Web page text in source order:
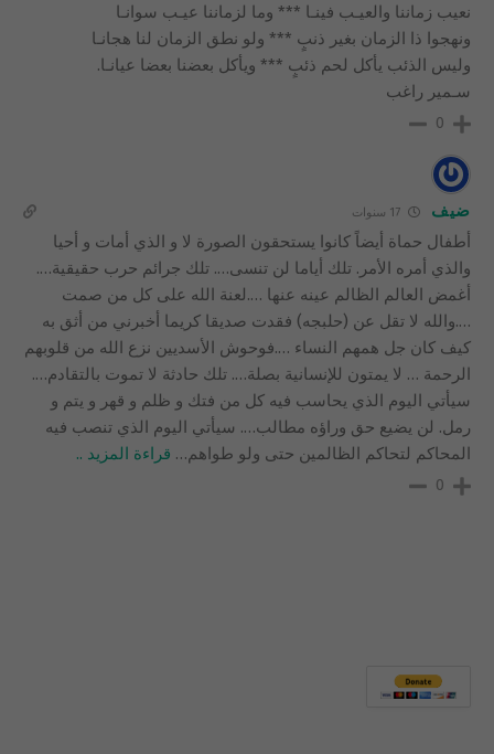
نعيب زماننا والعيـب فينـا *** وما لزماننا عيـب سوانـا
ونهجوا ذا الزمان بغير ذنبٍ *** ولو نطق الزمان لنا هجانـا
وليس الذئب يأكل لحم ذئبٍ *** ويأكل بعضنا بعضا عيانـا.
سـمير راغب
0
ضيف 17 سنوات
أطفال حماة أيضاً كانوا يستحقون الصورة لا و الذي أمات و أحيا
والذي أمره الأمر. تلك أياما لن تنسى…. تلك جرائم حرب حقيقية….
أغمض العالم الظالم عينه عنها ….لعنة الله على كل من صمت
….والله لا تقل عن (حلبجه) فقدت صديقا كريما أخبرني من أثق به
كيف كان جل همهم النساء ….فوحوش الأسديين نزع الله من قلوبهم
الرحمة … لا يمتون للإنسانية بصلة…. تلك حادثة لا تموت بالتقادم….
سيأتي اليوم الذي يحاسب فيه كل من فتك و ظلم و قهر و يتم و
رمل. لن يضيع حق وراؤه مطالب…. سيأتي اليوم الذي تنصب فيه
المحاكم لتحاكم الظالمين حتى ولو طواهم… قراءة المزيد ..
0